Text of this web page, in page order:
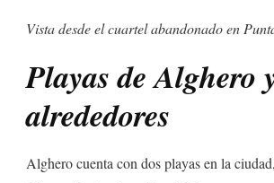
de
Alghero
el
hemos
hecho
ruta
Asinara
Punta
en
Giglio
Vista desde el cuartel abandonado en
Playas de Alghero
alrededores
Alghero cuenta con dos playas en la ciudad,